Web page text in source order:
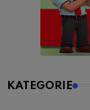
KATEGORIE